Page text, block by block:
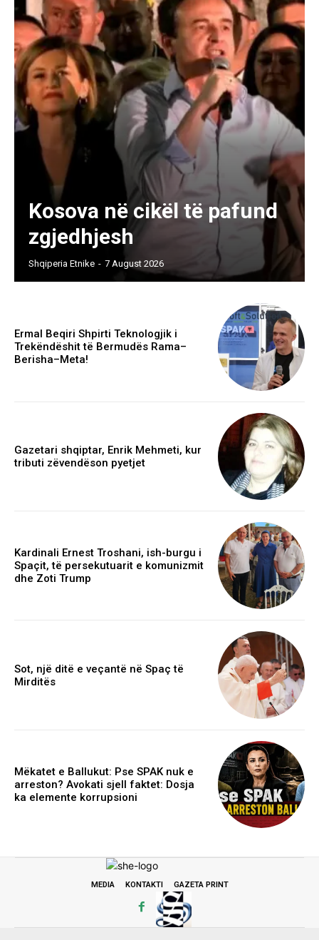
Kosova në cikël të pafund
zgjedhjesh
Shqiperia Etnike - 7 August 2026
Ermal Beqiri Shpirti Teknologjik i
Trekëndëshit të Bermudës Rama–
Berisha–Meta!
Gazetari shqiptar, Enrik Mehmeti, kur
tributi zëvendëson pyetjet
Kardinali Ernest Troshani, ish-burgu i
Spaçit, të persekutuarit e komunizmit
dhe Zoti Trump
Sot, një ditë e veçantë në Spaç të
Mirditës
Mëkatet e Ballukut: Pse SPAK nuk e
arreston? Avokati sjell faktet: Dosja
ka elemente korrupsioni
MEDIA KONTAKTI GAZETA PRINT